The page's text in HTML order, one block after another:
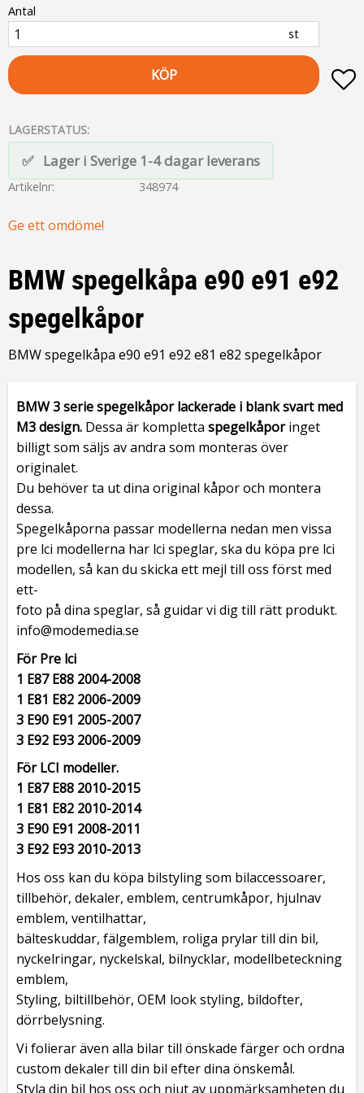
Antal
st
KÖP
LAGERSTATUS
Lager i Sverige 1-4 dagar leverans
Artikelnr 348974
Ge ett omdöme!
BMW spegelkåpa e90 e91 e92
spegelkåpor
BMW spegelkåpa e90 e91 e92 e81 e82 spegelkåpor
BMW 3 serie spegelkåpor lackerade i blank svart med
M3 design. Dessa är kompletta spegelkåporinget
billigt som säljs av andra som monteras över
originalet.
Du behöver ta ut dina original kåpor och montera
dessa.
Spegelkåporna passar modellerna nedan men vissa
pre lci modellerna har lci speglar, ska du köpa pre lci
modellen, så kan du skicka ett mejl till oss först med
ett-
foto på dina speglar, så guidar vi dig till rätt produkt.
info@modemedia.se
För Pre lci
1 E87 E88 2004-2008
1 E81 E82 2006-2009
3 E90 E91 2005-2007
3 E92 E93 2006-2009
För LCI modeller.
1 E87 E88 2010-2015
1 E81 E82 2010-2014
3 E90 E91 2008-2011
3 E92 E93 2010-2013
Hos oss kan du köpa bilstyling som bilaccessoarer,
tillbehör, dekaler, emblem, centrumkåpor, hjulnav
emblem, ventilhattar,
bälteskuddar, fälgemblem, roliga prylar till din bil,
nyckelringar, nyckelskal, bilnycklar, modellbeteckning
emblem,
Styling, biltillbehör, OEM look styling, bildofter,
dörrbelysning.
Vi folierar även alla bilar till önskade färger och ordna
custom dekaler till din bil efter dina önskemål.
Styla din bil hos oss och njut av uppmärksamheten du